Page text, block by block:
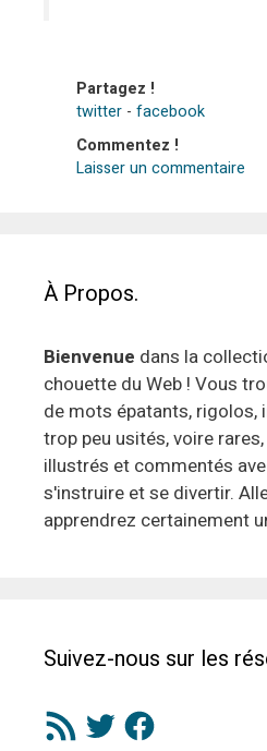
Partagez !
twitter - facebook
Commentez !
Laisser un commentaire
À Propos.
Bienvenue dans la
chouette du Web ! Vous
de mots épatants, rigolos,
trop peu usités, voire
illustrés et commentés
s'instruire et se divertir.
apprendrez certainement
Suivez-nous sur les
Flux
RSS
TwitterFacebook